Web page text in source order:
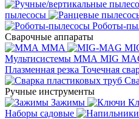
пылесосы
Роботы-
Сварочные аппараты
MMA
Мультисистемы ММА MIG
Плазменная резка Точечная
Ручные инструменты
Зажимы
Наборы садовые